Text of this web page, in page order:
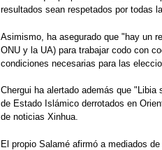
resultados sean respetados por todas
Asimismo, ha asegurado que "hay un
ONU y la UA) para trabajar codo con
condiciones necesarias para las
Chergui ha alertado además que
de Estado Islámico derrotados en
de noticias Xinhua.
El propio Salamé afirmó a mediados